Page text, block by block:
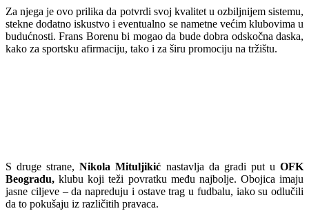
Za njega je ovo prilika da potvrdi svoj kvalitet u ozbiljnijem sistemu,
stekne dodatno iskustvo i eventualno se nametne većim klubovima u
budućnosti. Frans Borenu bi mogao da bude dobra odskočna daska,
kako za sportsku afirmaciju, tako i za širu promociju na tržištu.
S druge strane,Nikola Mituljikić nastavlja da gradi put uOFK
Beogradu, klubu koji teži povratku među najbolje. Obojica imaju
jasne ciljeve – da napreduju i ostave trag u fudbalu, iako su odlučili
da to pokušaju iz različitih pravaca.